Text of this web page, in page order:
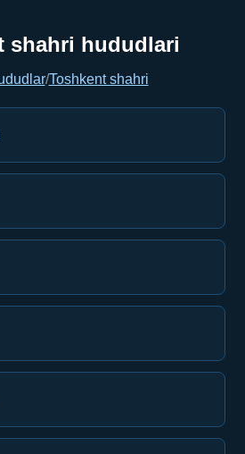
shahri hududlari
/Toshkent shahri